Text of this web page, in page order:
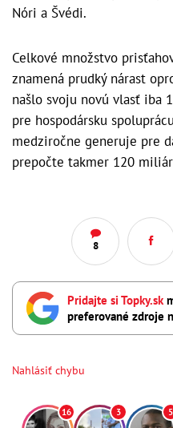
Nóri a Švédi.
Celkové množstvo
znamená prudký nárast
našlo svoju novú vlasť iba
pre hospodársku
medziročne generuje pre
prepočte takmer 120
8
Pridajte si Topky.sk
preferované zdroje
Nahlásiť chybu
16 3 5